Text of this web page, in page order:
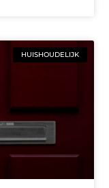
HUISHOUDELIJK